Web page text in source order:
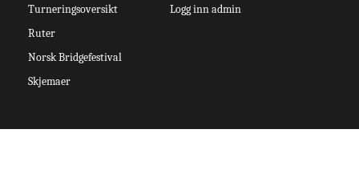
Turneringsoversikt
Ruter
Norsk Bridgefestival
Skjemaer
Logg inn admin